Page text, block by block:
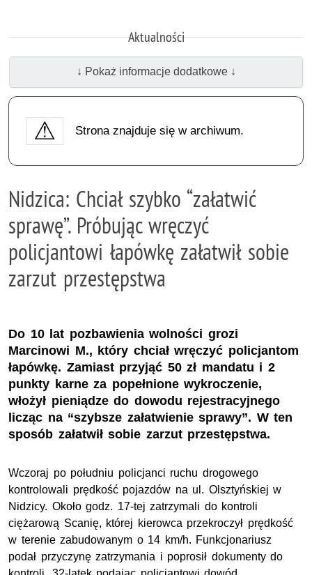
Aktualności
↓ Pokaż informacje dodatkowe ↓
Strona znajduje się w archiwum.
Nidzica: Chciał szybko “załatwić
sprawę”. Próbując wręczyć
policjantowi łapówkę załatwił sobie
zarzut przestępstwa
Do 10 lat pozbawienia wolności grozi
Marcinowi M., który chciał wręczyć policjantom
łapówkę. Zamiast przyjąć 50 zł mandatu i 2
punkty karne za popełnione wykroczenie,
włożył pieniądze do dowodu rejestracyjnego
licząc na “szybsze załatwienie sprawy”. W ten
sposób załatwił sobie zarzut przestępstwa.
Wczoraj po południu policjanci ruchu drogowego
kontrolowali prędkość pojazdów na ul. Olsztyńskiej w
Nidzicy. Około godz. 17-tej zatrzymali do kontroli
ciężarową Scanię, której kierowca przekroczył prędkość
w terenie zabudowanym o 14 km/h. Funkcjonariusz
podał przyczynę zatrzymania i poprosił dokumenty do